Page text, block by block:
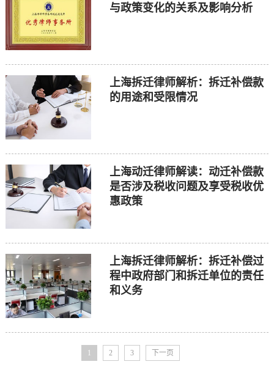
与政策变化的关系及影响分析
上海拆迁律师解析：拆迁补偿款
的用途和受限情况
上海动迁律师解读：动迁补偿款
是否涉及税收问题及享受税收优
惠政策
上海拆迁律师解析：拆迁补偿过
程中政府部门和拆迁单位的责任
和义务
1 2 3 下一页